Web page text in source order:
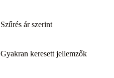
Szűrés ár szerint
Gyakran keresett jellemzők